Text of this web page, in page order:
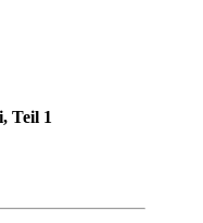
Teil 1